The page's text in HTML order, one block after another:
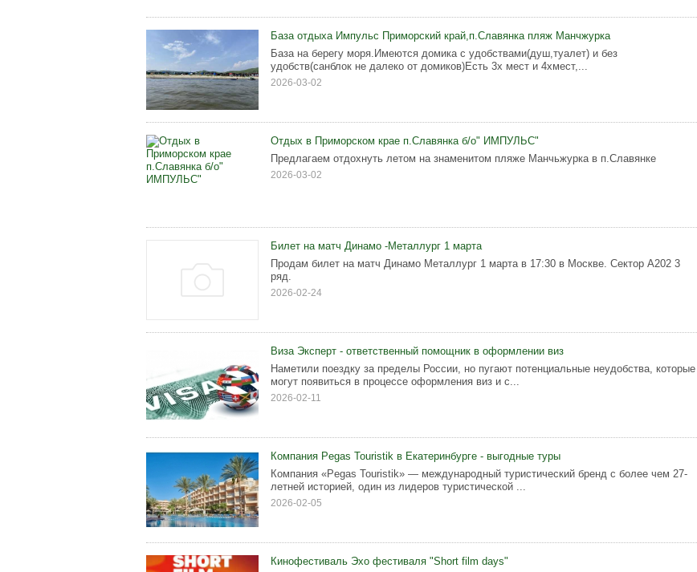
База отдыха Импульс Приморский край,п.Славянка пляж Манчжурка
База на берегу моря.Имеются домика с удобствами(душ,туалет) и без
удобств(санблок не далеко от домиков)Есть 3х мест и 4хмест,...
2026-03-02
Отдых в Приморском крае п.Славянка б/о" ИМПУЛЬС"
Предлагаем отдохнуть летом на знаменитом пляже Манчьжурка в п.Славянке
2026-03-02
Билет на матч Динамо -Металлург 1 марта
Продам билет на матч Динамо Металлург 1 марта в 17:30 в Москве. Сектор А202 3
ряд.
2026-02-24
Виза Эксперт - ответственный помощник в оформлении виз
Наметили поездку за пределы России, но пугают потенциальные неудобства, которые
могут появиться в процессе оформления виз и с...
2026-02-11
Компания Pegas Touristik в Екатеринбурге - выгодные туры
Компания «Pegas Touristik» — международный туристический бренд с более чем 27-
летней историей, один из лидеров туристической ...
2026-02-05
Кинофестиваль Эхо фестиваля "Short film days"